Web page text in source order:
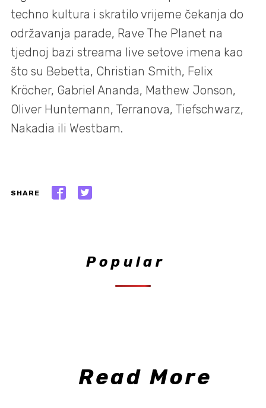
techno kultura i skratilo vrijeme čekanja do
održavanja parade, Rave The Planet na
tjednoj bazi streama live setove imena kao
što su Bebetta, Christian Smith, Felix
Kröcher, Gabriel Ananda, Mathew Jonson,
Oliver Huntemann, Terranova, Tiefschwarz,
Nakadia ili Westbam.
SHARE
Popular
Read More